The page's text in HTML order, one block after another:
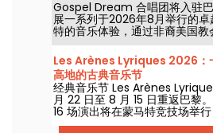
Gospel Dream 合唱团将入驻
展一系列于2026年8月举行的
特的音乐体验，通过非裔美国
颂希望、团结与韧性。
Les Arènes Lyriques 2026：
高地的古典音乐节
经典音乐节 Les Arènes
月 22 日至 8 月 15 日重返巴黎
16 场演出将在蒙马特竞技场举
聆听经典乐章提供了理想背景。